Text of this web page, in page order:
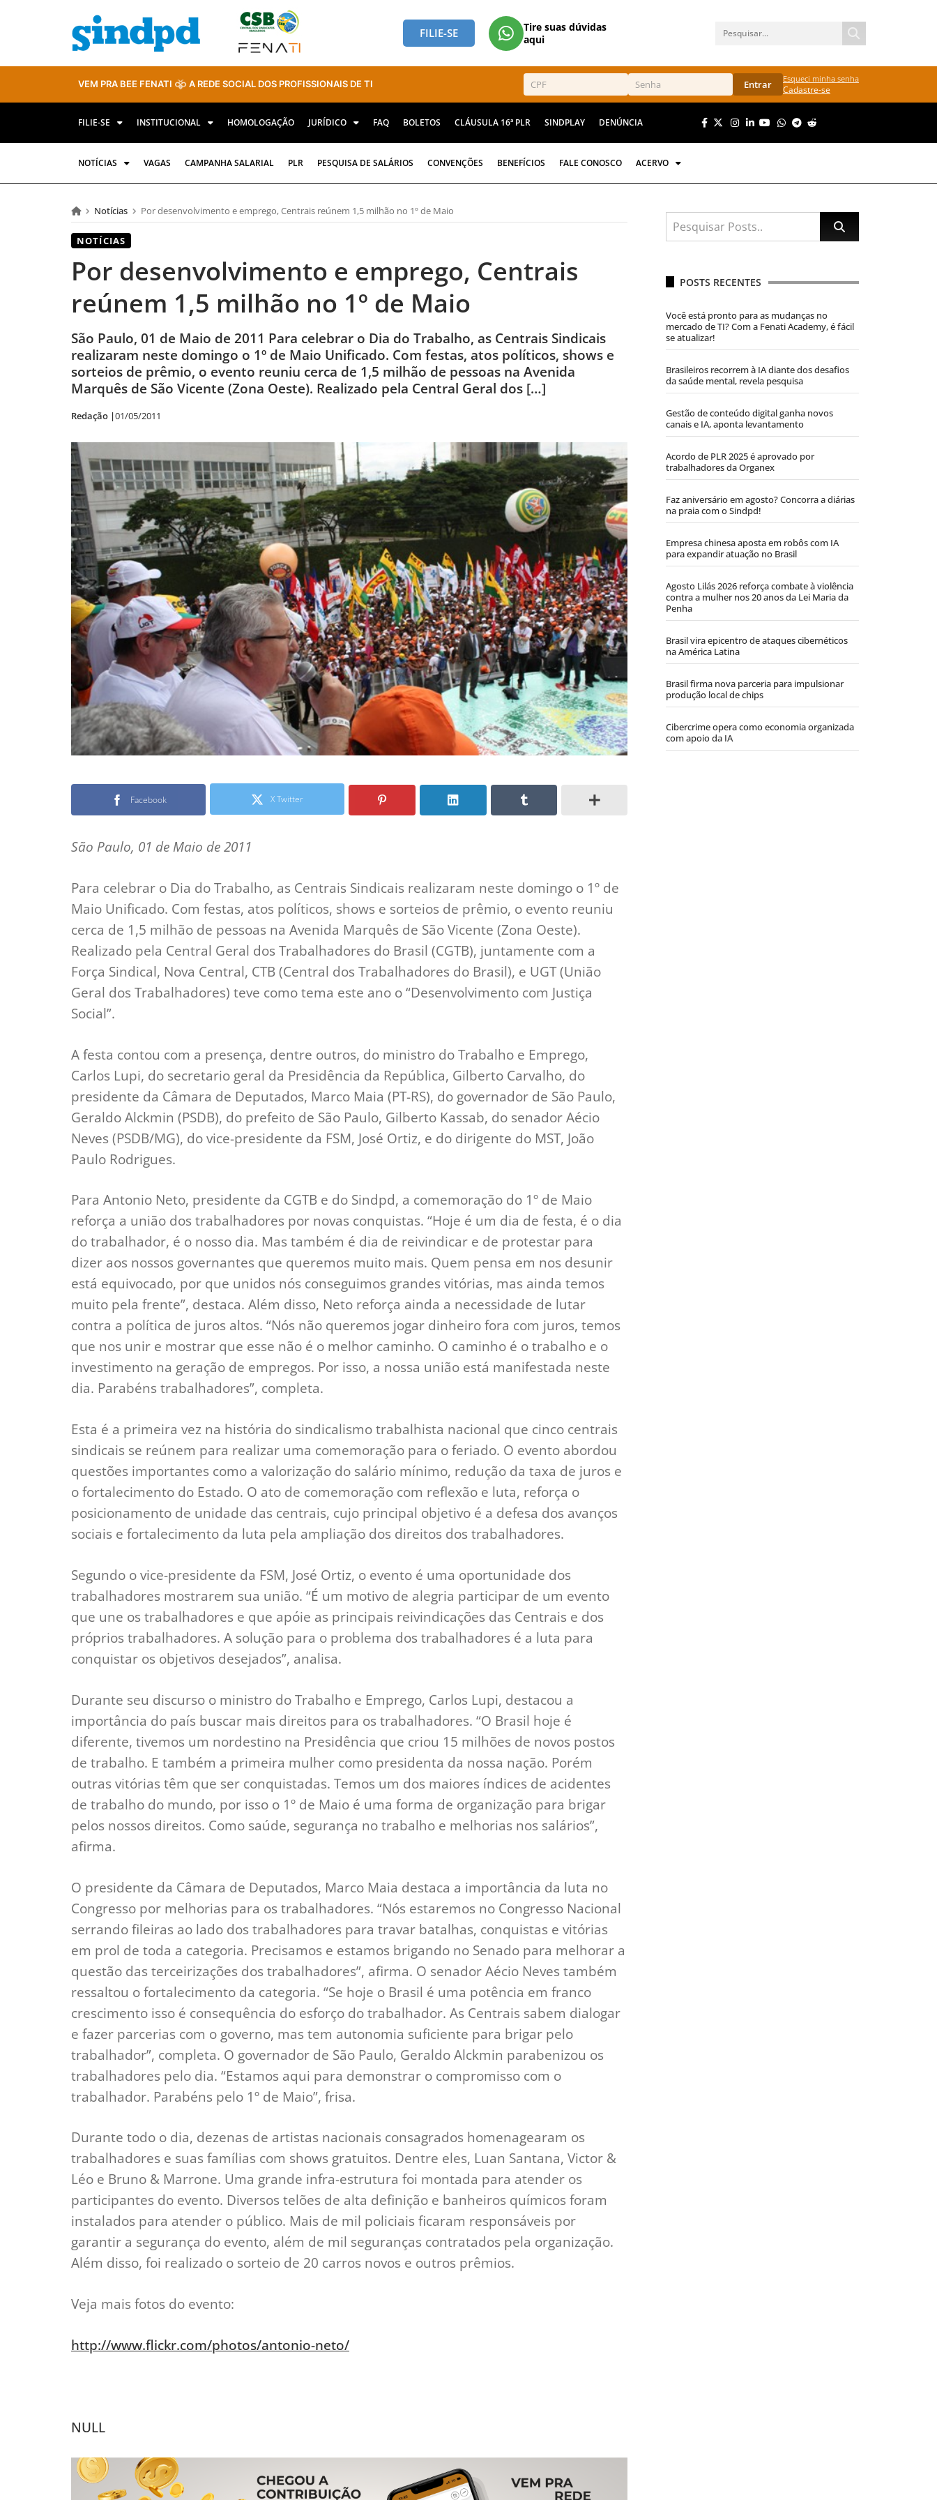
FILIE-SE
Tire suas dúvidas
aqui
VEM PRA BEE FENATI A REDE SOCIAL DOS PROFISSIONAIS DE TI Entrar Esqueci minha senha
Cadastre-se
FILIE-SE INSTITUCIONAL HOMOLOGAÇÃO JURÍDICO FAQ BOLETOS CLÁUSULA 16ª PLR SINDPLAY DENÚNCIA
NOTÍCIAS VAGAS CAMPANHA SALARIAL PLR PESQUISA DE SALÁRIOS CONVENÇÕES BENEFÍCIOS FALE CONOSCO ACERVO
Notícias Por desenvolvimento e emprego, Centrais reúnem 1,5 milhão no 1º de Maio
NOTÍCIAS
Por desenvolvimento e emprego, Centrais
reúnem 1,5 milhão no 1º de Maio
São Paulo, 01 de Maio de 2011 Para celebrar o Dia do Trabalho, as Centrais Sindicais
realizaram neste domingo o 1º de Maio Unificado. Com festas, atos políticos, shows e
sorteios de prêmio, o evento reuniu cerca de 1,5 milhão de pessoas na Avenida
Marquês de São Vicente (Zona Oeste). Realizado pela Central Geral dos […]
Redação |01/05/2011
Facebook X Twitter
São Paulo, 01 de Maio de 2011
Para celebrar o Dia do Trabalho, as Centrais Sindicais realizaram neste domingo o 1º de
Maio Unificado. Com festas, atos políticos, shows e sorteios de prêmio, o evento reuniu
cerca de 1,5 milhão de pessoas na Avenida Marquês de São Vicente (Zona Oeste).
Realizado pela Central Geral dos Trabalhadores do Brasil (CGTB), juntamente com a
Força Sindical, Nova Central, CTB (Central dos Trabalhadores do Brasil), e UGT (União
Geral dos Trabalhadores) teve como tema este ano o “Desenvolvimento com Justiça
Social”.
A festa contou com a presença, dentre outros, do ministro do Trabalho e Emprego,
Carlos Lupi, do secretario geral da Presidência da República, Gilberto Carvalho, do
presidente da Câmara de Deputados, Marco Maia (PT-RS), do governador de São Paulo,
Geraldo Alckmin (PSDB), do prefeito de São Paulo, Gilberto Kassab, do senador Aécio
Neves (PSDB/MG), do vice-presidente da FSM, José Ortiz, e do dirigente do MST, João
Paulo Rodrigues.
Para Antonio Neto, presidente da CGTB e do Sindpd, a comemoração do 1º de Maio
reforça a união dos trabalhadores por novas conquistas. “Hoje é um dia de festa, é o dia
do trabalhador, é o nosso dia. Mas também é dia de reivindicar e de protestar para
dizer aos nossos governantes que queremos muito mais. Quem pensa em nos desunir
está equivocado, por que unidos nós conseguimos grandes vitórias, mas ainda temos
muito pela frente”, destaca. Além disso, Neto reforça ainda a necessidade de lutar
contra a política de juros altos. “Nós não queremos jogar dinheiro fora com juros, temos
que nos unir e mostrar que esse não é o melhor caminho. O caminho é o trabalho e o
investimento na geração de empregos. Por isso, a nossa união está manifestada neste
dia. Parabéns trabalhadores”, completa.
Esta é a primeira vez na história do sindicalismo trabalhista nacional que cinco centrais
sindicais se reúnem para realizar uma comemoração para o feriado. O evento abordou
questões importantes como a valorização do salário mínimo, redução da taxa de juros e
o fortalecimento do Estado. O ato de comemoração com reflexão e luta, reforça o
posicionamento de unidade das centrais, cujo principal objetivo é a defesa dos avanços
sociais e fortalecimento da luta pela ampliação dos direitos dos trabalhadores.
Segundo o vice-presidente da FSM, José Ortiz, o evento é uma oportunidade dos
trabalhadores mostrarem sua união. “É um motivo de alegria participar de um evento
que une os trabalhadores e que apóie as principais reivindicações das Centrais e dos
próprios trabalhadores. A solução para o problema dos trabalhadores é a luta para
conquistar os objetivos desejados”, analisa.
Durante seu discurso o ministro do Trabalho e Emprego, Carlos Lupi, destacou a
importância do país buscar mais direitos para os trabalhadores. “O Brasil hoje é
diferente, tivemos um nordestino na Presidência que criou 15 milhões de novos postos
de trabalho. E também a primeira mulher como presidenta da nossa nação. Porém
outras vitórias têm que ser conquistadas. Temos um dos maiores índices de acidentes
de trabalho do mundo, por isso o 1º de Maio é uma forma de organização para brigar
pelos nossos direitos. Como saúde, segurança no trabalho e melhorias nos salários”,
afirma.
O presidente da Câmara de Deputados, Marco Maia destaca a importância da luta no
Congresso por melhorias para os trabalhadores. “Nós estaremos no Congresso Nacional
serrando fileiras ao lado dos trabalhadores para travar batalhas, conquistas e vitórias
em prol de toda a categoria. Precisamos e estamos brigando no Senado para melhorar a
questão das terceirizações dos trabalhadores”, afirma. O senador Aécio Neves também
ressaltou o fortalecimento da categoria. “Se hoje o Brasil é uma potência em franco
crescimento isso é consequência do esforço do trabalhador. As Centrais sabem dialogar
e fazer parcerias com o governo, mas tem autonomia suficiente para brigar pelo
trabalhador”, completa. O governador de São Paulo, Geraldo Alckmin parabenizou os
trabalhadores pelo dia. “Estamos aqui para demonstrar o compromisso com o
trabalhador. Parabéns pelo 1º de Maio”, frisa.
Durante todo o dia, dezenas de artistas nacionais consagrados homenagearam os
trabalhadores e suas famílias com shows gratuitos. Dentre eles, Luan Santana, Victor &
Léo e Bruno & Marrone. Uma grande infra-estrutura foi montada para atender os
participantes do evento. Diversos telões de alta definição e banheiros químicos foram
instalados para atender o público. Mais de mil policiais ficaram responsáveis por
garantir a segurança do evento, além de mil seguranças contratados pela organização.
Além disso, foi realizado o sorteio de 20 carros novos e outros prêmios.
Veja mais fotos do evento:
http://www.flickr.com/photos/antonio-neto/
NULL
POSTS RECENTES
Você está pronto para as mudanças no
mercado de TI? Com a Fenati Academy, é fácil
se atualizar!
Brasileiros recorrem à IA diante dos desafios
da saúde mental, revela pesquisa
Gestão de conteúdo digital ganha novos
canais e IA, aponta levantamento
Acordo de PLR 2025 é aprovado por
trabalhadores da Organex
Faz aniversário em agosto? Concorra a diárias
na praia com o Sindpd!
Empresa chinesa aposta em robôs com IA
para expandir atuação no Brasil
Agosto Lilás 2026 reforça combate à violência
contra a mulher nos 20 anos da Lei Maria da
Penha
Brasil vira epicentro de ataques cibernéticos
na América Latina
Brasil firma nova parceria para impulsionar
produção local de chips
Cibercrime opera como economia organizada
com apoio da IA